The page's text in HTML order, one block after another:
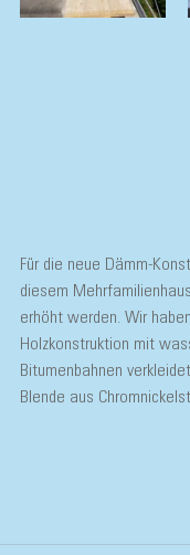
Für die neue Dämm-
diesem
erhöht werden. Wir
Holzkonstruktion mit
Bitumenbahnen
Blende aus